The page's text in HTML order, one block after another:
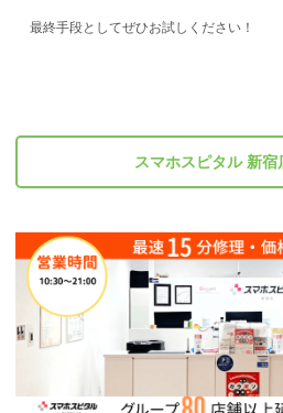
最終手段としてぜひお試しください！
スマホスピタル 新宿